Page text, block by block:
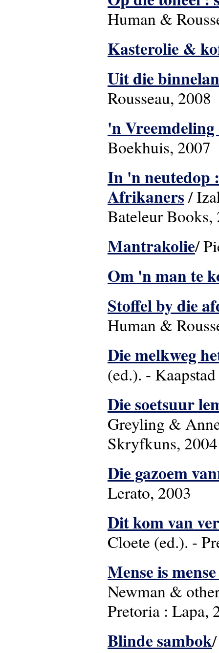
Human &
Kasterolie &
Uit die
Rousseau, 2008
'n
Boekhuis, 2007
In 'n neutedop
Afrikaners/
Bateleur Books,
Mantrakolie/
Om 'n man te
Stoffel by die
Human &
Die melkweg
(ed.). -
Die soetsuur
Greyling &
Skryfkuns, 2004
Die gazoem
Lerato, 2003
Dit kom van
Cloete (ed.).
Mense is
Newman &
Pretoria : Lapa,
Blinde sambok